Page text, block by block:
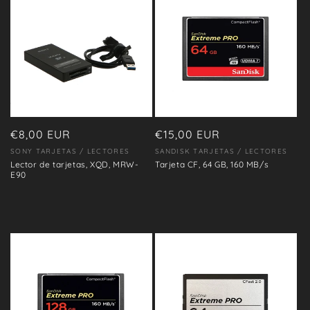
Precio
habitual
€8,00 EUR
Proveedor:
SONY TARJETAS / LECTORES
Lector de tarjetas, XQD, MRW-
E90
Precio
habitual
€15,00 EUR
Proveedor:
SANDISK TARJETAS / LECTORES
Tarjeta CF, 64 GB, 160 MB/s